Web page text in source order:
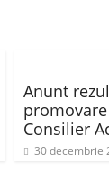
Anunt
Consilier
30 decembrie